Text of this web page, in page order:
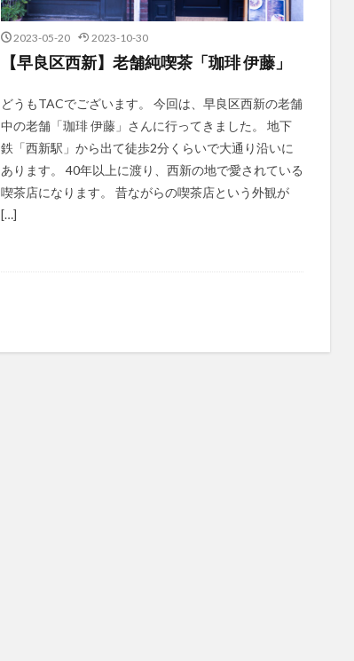
2023-05-20 2023-10-30
【早良区西新】老舗純喫茶「珈琲 伊藤」
どうもTACでございます。 今回は、早良区西新の老舗
中の老舗「珈琲 伊藤」さんに行ってきました。 地下
鉄「西新駅」から出て徒歩2分くらいで大通り沿いに
あります。 40年以上に渡り、西新の地で愛されている
喫茶店になります。 昔ながらの喫茶店という外観が
[…]